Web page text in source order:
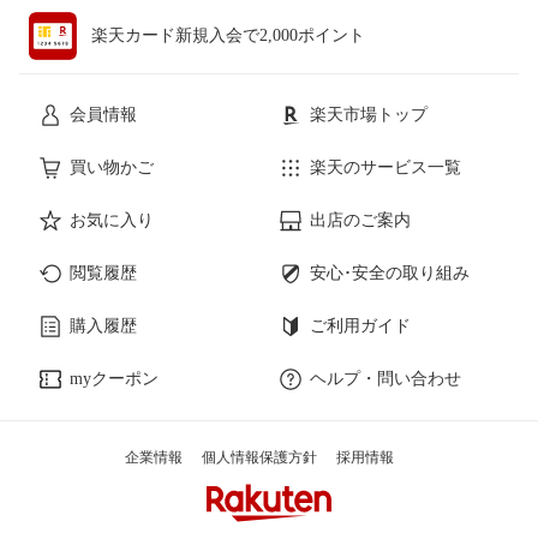
楽天カード新規入会で2,000ポイント
会員情報 楽天市場トップ
買い物かご 楽天のサービス一覧
お気に入り 出店のご案内
閲覧履歴 安心･安全の取り組み
購入履歴 ご利用ガイド
myクーポン ヘルプ・問い合わせ
企業情報 個人情報保護方針 採用情報